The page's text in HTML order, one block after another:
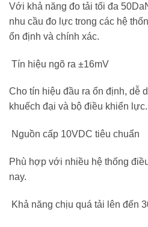
Với khả năng đo tải tối đa
nhu cầu đo lực trong các hệ
ổn định và chính xác.
Tín hiệu ngõ ra ±16mV
Cho tín hiệu đầu ra ổn định, dễ
khuếch đại và bộ điều khiển lực.
Nguồn cấp 10VDC tiêu chuẩn
Phù hợp với nhiều hệ thống
nay.
Khả năng chịu quá tải lên đến